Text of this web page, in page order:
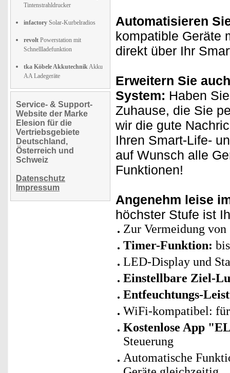
Tintenstrahldrucker
infactory Solar-Kurbelradios
revolt Powerstation mit
Schnellladefunktion
tka Köbele AkkutechnikAkku
AA Ladegeräte
Service- & Support-
Website der Marke
Elesion für die
Vertriebsgebiete
Deutschland,
Österreich und
Schweiz
Datenschutz
Impressum
Automatisieren
kompatible Geräte
direkt über Ihr
Erweitern Sie
System: Haben
Zuhause, die Sie
wir die gute
Ihren Smart-Life-
auf Wunsch alle
Funktionen!
Angenehm leise
höchster Stufe ist
Zur Vermeidung
Timer-Funktion:
LED-Display und
Einstellbare Ziel-
Entfeuchtungs-
WiFi-kompatibel:
Kostenlose App
Steuerung
Automatische